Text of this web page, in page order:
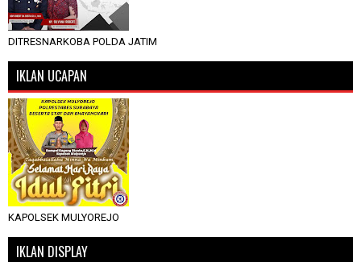
DITRESNARKOBA POLDA JATIM
IKLAN UCAPAN
KAPOLSEK MULYOREJO
IKLAN DISPLAY